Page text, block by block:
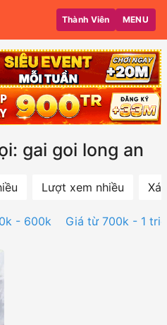
Thành Viên MENU
gai goi long an
Lượt xem nhiều
- 600k Giá từ 700k - 1